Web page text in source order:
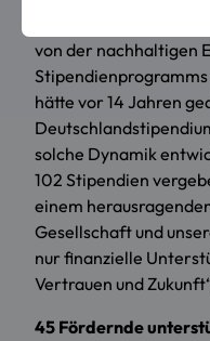
von der nachhaltigen
Stipendienprogramms
hätte vor 14 Jahren
solche Dynamik
102 Stipendien
einem
Gesellschaft und
nur finanzielle
Vertrauen und
45 Fördernde